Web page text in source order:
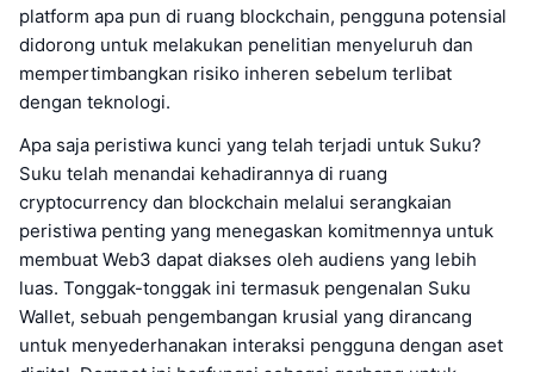
platform apa pun di ruang blockchain, pengguna potensial
didorong untuk melakukan penelitian menyeluruh dan
mempertimbangkan risiko inheren sebelum terlibat
dengan teknologi.
Apa saja peristiwa kunci yang telah terjadi untuk Suku?
Suku telah menandai kehadirannya di ruang
cryptocurrency dan blockchain melalui serangkaian
peristiwa penting yang menegaskan komitmennya untuk
membuat Web3 dapat diakses oleh audiens yang lebih
luas. Tonggak-tonggak ini termasuk pengenalan Suku
Wallet, sebuah pengembangan krusial yang dirancang
untuk menyederhanakan interaksi pengguna dengan aset